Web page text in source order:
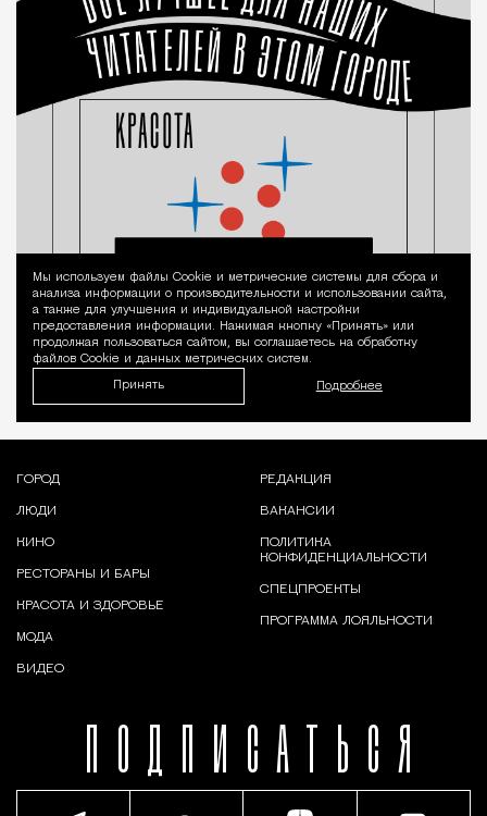
Уведомление
Мы используем файлы Сookie и метрические системы для сбора и
анализа информации о производительности и использовании сайта,
а также для улучшения и индивидуальной настройки
предоставления информации. Нажимая кнопку «Принять» или
продолжая пользоваться сайтом, вы соглашаетесь на обработку
файлов Cookie и данных метрических систем.
Принять Подробнее
ПОДПИСАТЬСЯ
ГОРОД
ЛЮДИ
КИНО
РЕСТОРАНЫ И БАРЫ
КРАСОТА И ЗДОРОВЬЕ
МОДА
ВИДЕО
РЕДАКЦИЯ
ВАКАНСИИ
ПОЛИТИКА
КОНФИДЕНЦИАЛЬНОСТИ
СПЕЦПРОЕКТЫ
ПРОГРАММА ЛОЯЛЬНОСТИ